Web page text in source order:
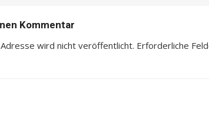
Kommentar
wird nicht veröffentlicht. Erforderliche